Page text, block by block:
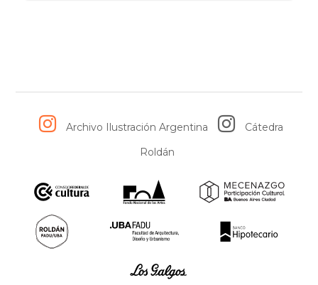
Archivo Ilustración Argentina
Cátedra
Roldán